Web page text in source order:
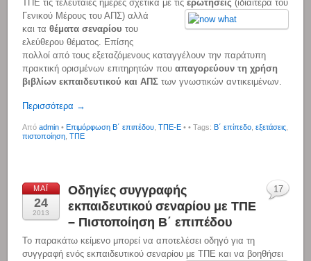
ΤΠΕ τις τελευταίες ημέρες σχετικά με τιςερωτήσεις (ιδιαίτερα του
Γενικού Μέρους του ΑΠΣ) αλλά
και ταθέματα σεναρίου του
ελεύθερου θέματος. Επίσης
πολλοί από τους εξεταζόμενους καταγγέλουν την παράτυπη
πρακτική ορισμένων επιτηρητών πουαπαγορεύουν τη χρήση
βιβλίων εκπαιδευτικού και ΑΠΣ των γνωστικών αντικειμένων.
Περισσότερα →
Απόadmin • Επιμόρφωση Β΄ επιπέδου ,ΤΠΕ-Ε • • Tags:Β΄ επίπεδο ,εξετάσεις
πιστοποίηση ,ΤΠΕ
ΜΆΙ
24
2013
Οδηγίες συγγραφής
εκπαιδευτικού σεναρίου με ΤΠΕ
– Πιστοποίηση Β΄ επιπέδου
Το παρακάτω κείμενο μπορεί να αποτελέσει οδηγό για τη
συγγραφή ενός εκπαιδευτικού σεναρίου με ΤΠΕ και να βοηθήσει
17